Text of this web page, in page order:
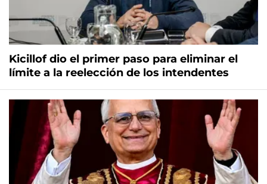
Kicillof dio el primer paso para eliminar el
límite a la reelección de los intendentes